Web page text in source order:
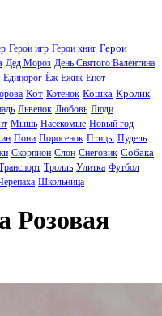
Герои игр Герои книг Герои
Дед Мороз День Святого Валентина
Единорог Ёж Ежик Енот
Кот Котенок Кошка Кролик
Львенок Любовь Люди
Мышь Насекомые Новый год
Пони Поросенок Птицы Пудель
Скорпион Слон Снеговик Собака
Тролль Улитка Футбол
Школьница
Розовая